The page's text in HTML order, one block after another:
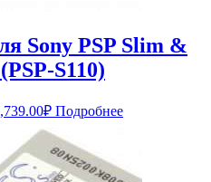
Sony PSP Slim &
S110)
составляла
2,988.00₽.
₽Текущая
цена:
2,739.00₽.
Подробнее